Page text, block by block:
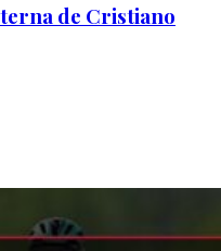
de Cristiano